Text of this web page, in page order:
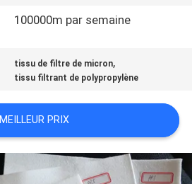
100000m par semaine
tissu de filtre de micron,
tissu filtrant de polypropylène
MEILLEUR PRIX